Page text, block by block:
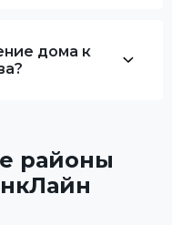
дома к
районы